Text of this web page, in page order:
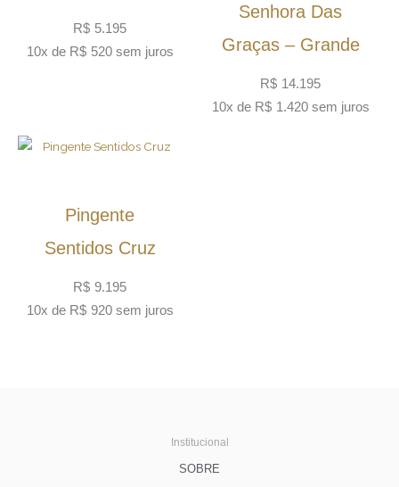
R$ 5.195
10x de R$ 520 sem juros
Senhora Das
Graças – Grande
R$ 14.195
10x de R$ 1.420 sem juros
Pingente
Sentidos Cruz
R$ 9.195
10x de R$ 920 sem juros
Institucional
SOBRE